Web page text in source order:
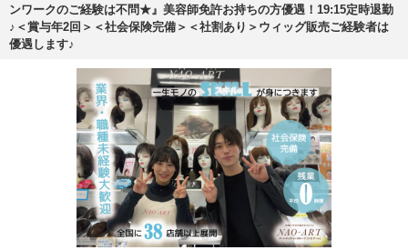
ンワークのご経験は不問★』美容師免許お持ちの方優遇！19:15定時退勤
♪＜賞与年2回＞＜社会保険完備＞＜社割あり＞ウィッグ販売ご経験者は
優遇します♪